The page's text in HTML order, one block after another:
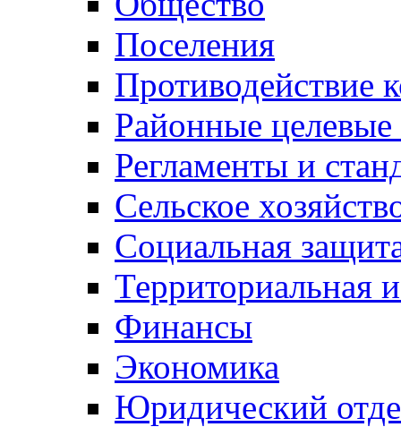
Поселения
Противодействие
Районные
Регламенты и
Сельское
Социальная
Территориальная
Финансы
Экономика
Юридический